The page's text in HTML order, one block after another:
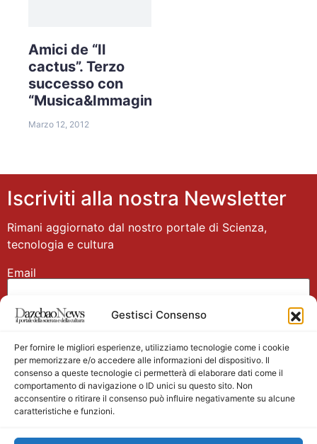
Gestisci Consenso
Per fornire le migliori esperienze, utilizziamo tecnologie come i cookie
per memorizzare e/o accedere alle informazioni del dispositivo. Il
consenso a queste tecnologie ci permetterà di elaborare dati come il
comportamento di navigazione o ID unici su questo sito. Non
acconsentire o ritirare il consenso può influire negativamente su alcune
caratteristiche e funzioni.
Amici de “Il
cactus”. Terzo
successo con
“Musica&Immagini”
Marzo 12, 2012
Iscriviti alla nostra Newsletter
Rimani aggiornato dal nostro portale di Scienza,
tecnologia e cultura
Email
Nome
Main partner